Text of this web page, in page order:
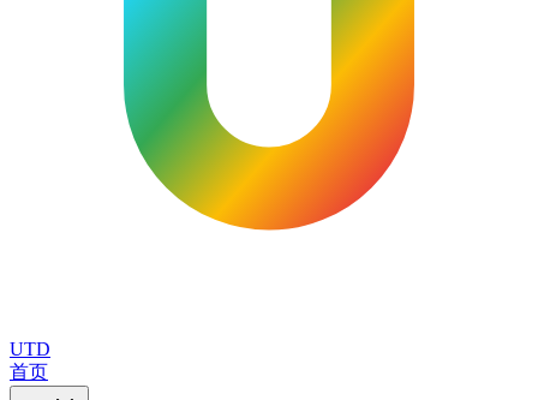
UTD
首页